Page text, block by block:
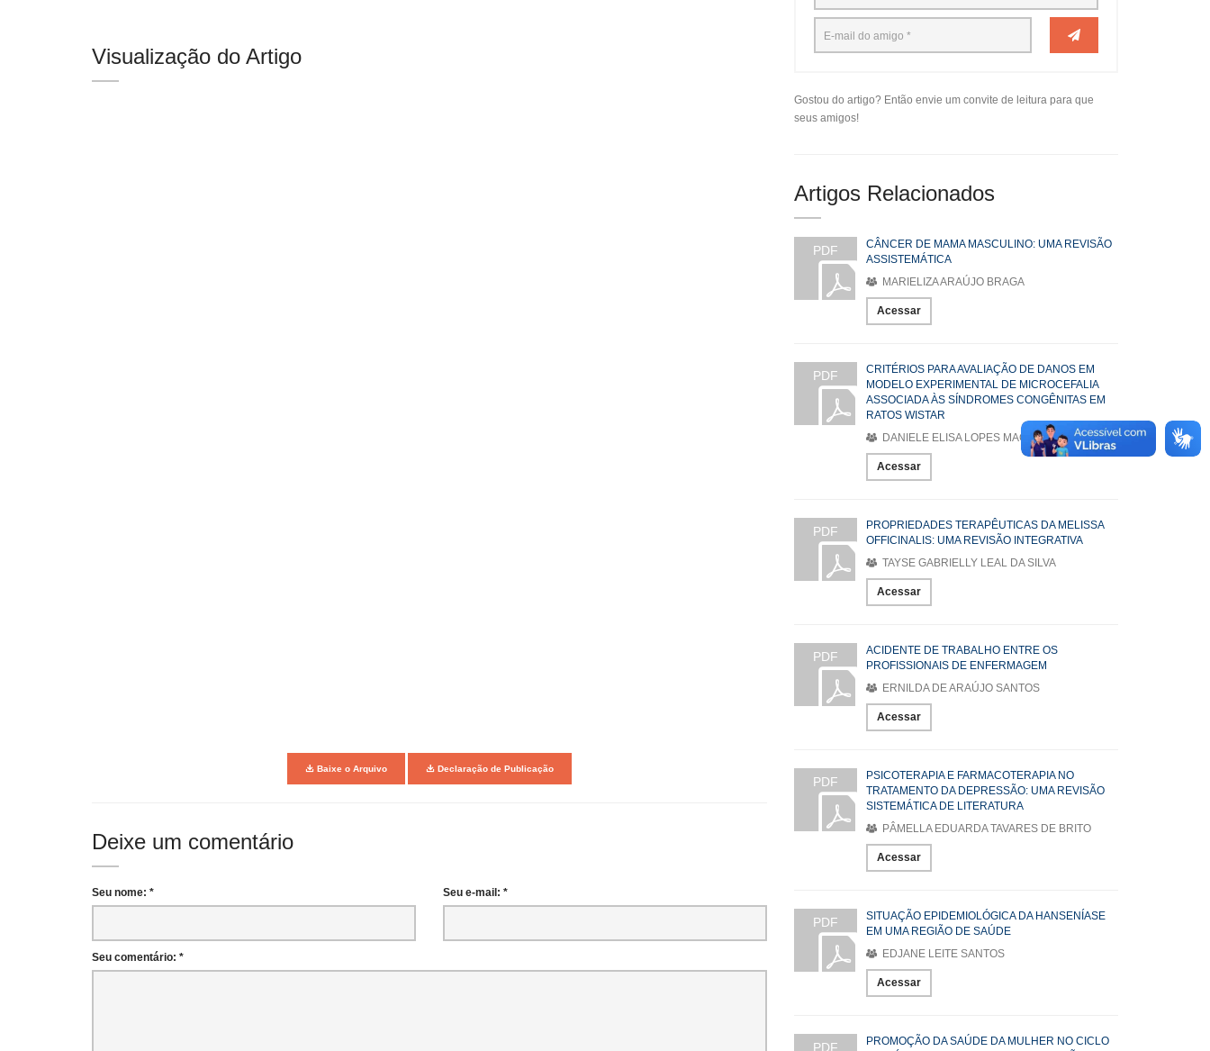
Visualização do Artigo
Baixe o Arquivo Declaração de Publicação
Deixe um comentário
Seu nome: * Seu e-mail: *
Seu comentário: *
Gostou do artigo? Então envie um convite de leitura para que
seus amigos!
Artigos Relacionados
PDF
CÂNCER DE MAMA MASCULINO: UMA REVISÃO
ASSISTEMÁTICA
MARIELIZA ARAÚJO BRAGA
Acessar
PDF
CRITÉRIOS PARA AVALIAÇÃO DE DANOS EM
MODELO EXPERIMENTAL DE MICROCEFALIA
ASSOCIADA ÀS SÍNDROMES CONGÊNITAS EM
RATOS WISTAR
DANIELE ELISA LOPES MACHADO
Acessar
PDF
PROPRIEDADES TERAPÊUTICAS DA MELISSA
OFFICINALIS: UMA REVISÃO INTEGRATIVA
TAYSE GABRIELLY LEAL DA SILVA
Acessar
PDF
ACIDENTE DE TRABALHO ENTRE OS
PROFISSIONAIS DE ENFERMAGEM
ERNILDA DE ARAÚJO SANTOS
Acessar
PDF
PSICOTERAPIA E FARMACOTERAPIA NO
TRATAMENTO DA DEPRESSÃO: UMA REVISÃO
SISTEMÁTICA DE LITERATURA
PÂMELLA EDUARDA TAVARES DE BRITO
Acessar
PDF
SITUAÇÃO EPIDEMIOLÓGICA DA HANSENÍASE
EM UMA REGIÃO DE SAÚDE
EDJANE LEITE SANTOS
Acessar
PDF
PROMOÇÃO DA SAÚDE DA MULHER NO CICLO